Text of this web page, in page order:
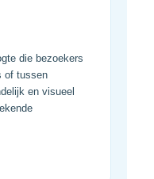
die bezoekers
of tussen
en visueel